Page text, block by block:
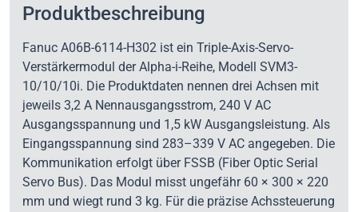
Produktbeschreibung
Fanuc A06B-6114-H302 ist ein Triple-Axis-Servo-
Verstärkermodul der Alpha-i-Reihe, Modell SVM3-
10/10/10i. Die Produktdaten nennen drei Achsen mit
jeweils 3,2 A Nennausgangsstrom, 240 V AC
Ausgangsspannung und 1,5 kW Ausgangsleistung. Als
Eingangsspannung sind 283–339 V AC angegeben. Die
Kommunikation erfolgt über FSSB (Fiber Optic Serial
Servo Bus). Das Modul misst ungefähr 60 × 300 × 220
mm und wiegt rund 3 kg. Für die präzise Achssteuerung